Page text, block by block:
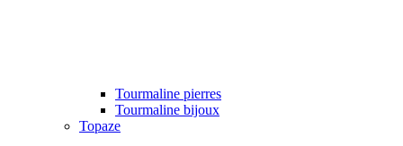
Tourmaline pierres
Tourmaline bijoux
Topaze